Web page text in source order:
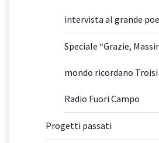
intervista al grande
Speciale “Grazie,
mondo ricordano
Radio Fuori Campo
Progetti passati